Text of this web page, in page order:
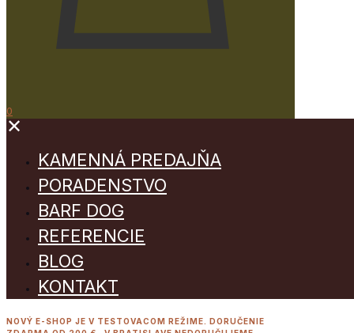
0
✕
KAMENNÁ PREDAJŇA
PORADENSTVO
BARF DOG
REFERENCIE
BLOG
KONTAKT
NOVÝ E-SHOP JE V TESTOVACOM REŽIME. DORUČENIE